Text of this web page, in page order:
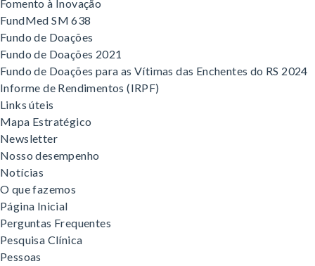
Fomento à Inovação
FundMed SM 638
Fundo de Doações
Fundo de Doações 2021
Fundo de Doações para as Vítimas das Enchentes do RS 2024
Informe de Rendimentos (IRPF)
Links úteis
Mapa Estratégico
Newsletter
Nosso desempenho
Notícias
O que fazemos
Página Inicial
Perguntas Frequentes
Pesquisa Clínica
Pessoas